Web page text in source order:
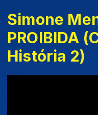
Simone
PROIBIDA
História 2)